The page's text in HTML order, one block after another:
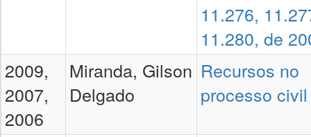
11.276,
11.280, de
2009,
2007,
2006
Miranda, Gilson
Delgado
Recursos no
processo civil